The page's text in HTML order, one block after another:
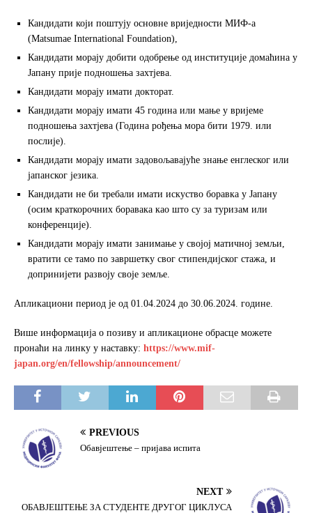
Кандидати који поштују основне вриједности МИФ-а
(Matsumae International Foundation),
Кандидати морају добити одобрење од институције домаћина у
Јапану прије подношења захтјева.
Кандидати морају имати докторат.
Кандидати морају имати 45 година или мање у вријеме
подношења захтјева (Година рођења мора бити 1979. или
послије).
Кандидати морају имати задовољавајуће знање енглеског или
јапанског језика.
Кандидати не би требали имати искуство боравка у Јапану
(осим краткорочних боравака као што су за туризам или
конференције).
Кандидати морају имати занимање у својој матичној земљи,
вратити се тамо по завршетку свог стипендијског стажа, и
допринијети развоју своје земље.
Апликациони период је од 01.04.2024 до 30.06.2024. године.
Више информација о позиву и апликационе обрасце можете
пронаћи на линку у наставку: https://www.mif-
japan.org/en/fellowship/announcement/
PREVIOUS
Обавјештење – пријава испита
NEXT
ОБАВЈЕШТЕЊЕ ЗА СТУДЕНТЕ ДРУГОГ ЦИКЛУСА